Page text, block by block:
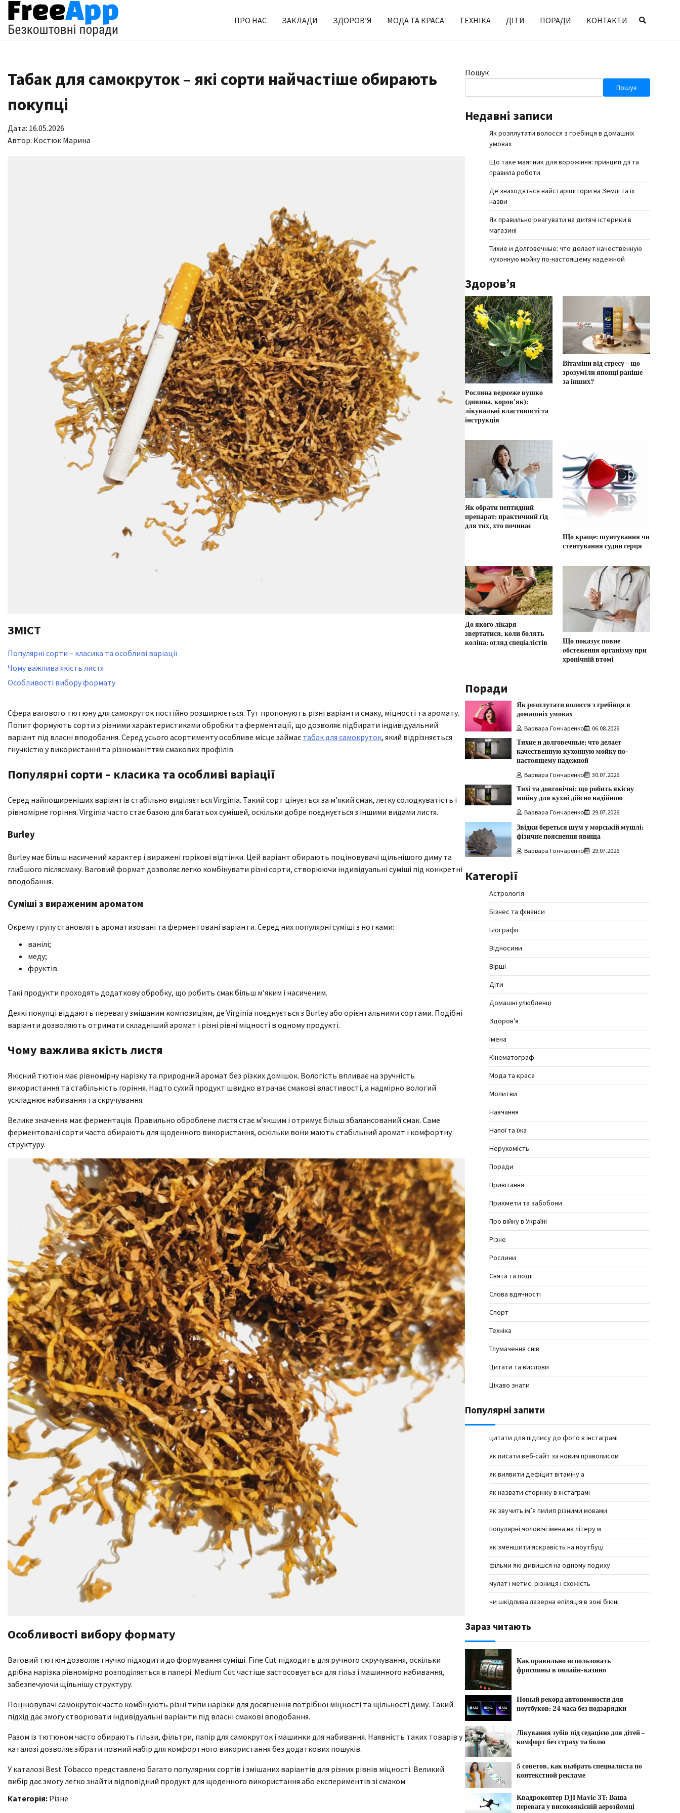
Перейти
до
вмісту
ПРО НАС ЗАКЛАДИ ЗДОРОВ’Я МОДА ТА КРАСА ТЕХНІКА ДІТИ ПОРАДИ КОНТАКТИ
Табак для самокруток – які сорти найчастіше обирають
покупці
Дата: 16.05.2026
Автор: Костюк Марина
ЗМІСТ
Популярні сорти – класика та особливі варіації
Чому важлива якість листя
Особливості вибору формату
Сфера вагового тютюну для самокруток постійно розширюється. Тут пропонують різні варіанти смаку, міцності та аромату.
Попит формують сорти з різними характеристиками обробки та ферментації, що дозволяє підбирати індивідуальний
варіант під власні вподобання. Серед усього асортименту особливе місце займає табак для самокруток, який відрізняється
гнучкістю у використанні та різноманіттям смакових профілів.
Популярні сорти – класика та особливі варіації
Серед найпоширеніших варіантів стабільно виділяється Virginia. Такий сорт цінується за м’який смак, легку солодкуватість і
рівномірне горіння. Virginia часто стає базою для багатьох сумішей, оскільки добре поєднується з іншими видами листя.
Burley
Burley має більш насичений характер і виражені горіхові відтінки. Цей варіант обирають поціновувачі щільнішого диму та
глибшого післясмаку. Ваговий формат дозволяє легко комбінувати різні сорти, створюючи індивідуальні суміші під конкретні
вподобання.
Суміші з вираженим ароматом
Окрему групу становлять ароматизовані та ферментовані варіанти. Серед них популярні суміші з нотками:
ванілі;
меду;
фруктів.
Такі продукти проходять додаткову обробку, що робить смак більш м’яким і насиченим.
Деякі покупці віддають перевагу змішаним композиціям, де Virginia поєднується з Burley або орієнтальними сортами. Подібні
варіанти дозволяють отримати складніший аромат і різні рівні міцності в одному продукті.
Чому важлива якість листя
Якісний тютюн має рівномірну нарізку та природний аромат без різких домішок. Вологість впливає на зручність
використання та стабільність горіння. Надто сухий продукт швидко втрачає смакові властивості, а надмірно вологий
ускладнює набивання та скручування.
Велике значення має ферментація. Правильно оброблене листя стає м’якшим і отримує більш збалансований смак. Саме
ферментовані сорти часто обирають для щоденного використання, оскільки вони мають стабільний аромат і комфортну
структуру.
Особливості вибору формату
Ваговий тютюн дозволяє гнучко підходити до формування суміші. Fine Cut підходить для ручного скручування, оскільки
дрібна нарізка рівномірно розподіляється в папері. Medium Cut частіше застосовується для гільз і машинного набивання,
забезпечуючи щільнішу структуру.
Поціновувачі самокруток часто комбінують різні типи нарізки для досягнення потрібної міцності та щільності диму. Такий
підхід дає змогу створювати індивідуальні варіанти під власні смакові вподобання.
Разом із тютюном часто обирають гільзи, фільтри, папір для самокруток і машинки для набивання. Наявність таких товарів у
каталозі дозволяє зібрати повний набір для комфортного використання без додаткових пошуків.
У каталозі Best Tobacco представлено багато популярних сортів і змішаних варіантів для різних рівнів міцності. Великий
вибір дає змогу легко знайти відповідний продукт для щоденного використання або експериментів зі смаком.
Категорія: Різне
Пошук
Пошук
Недавні записи
Як розплутати волосся з гребінця в домашніх
умовах
Що таке маятник для ворожіння: принцип дії та
правила роботи
Де знаходяться найстаріші гори на Землі та їх
назви
Як правильно реагувати на дитячі істерики в
магазині
Тихие и долговечные: что делает качественную
кухонную мойку по-настоящему надежной
Здоров’я
Рослина ведмеже вушко
(дивина, коров’як):
лікувальні властивості та
інструкція
Вітаміни від стресу – що
зрозуміли японці раніше
за інших?
Як обрати пептидний
препарат: практичний гід
для тих, хто починає
Що краще: шунтування чи
стентування судин серця
До якого лікаря
звертатися, коли болять
коліна: огляд спеціалістів
Що показує повне
обстеження організму при
хронічній втомі
Поради
Як розплутати волосся з гребінця в
домашніх умовах
Варвара Гончаренко 06.08.2026
Тихие и долговечные: что делает
качественную кухонную мойку по-
настоящему надежной
Варвара Гончаренко 30.07.2026
Тихі та довговічні: що робить якісну
мийку для кухні дійсно надійною
Варвара Гончаренко 29.07.2026
Звідки береться шум у морській мушлі:
фізичне пояснення явища
Варвара Гончаренко 29.07.2026
Категорії
Астрологія
Бізнес та фінанси
Біографії
Відносини
Вірші
Діти
Домашні улюбленці
Здоров'я
Імена
Кінематограф
Мода та краса
Молитви
Навчання
Напої та їжа
Нерухомість
Поради
Привітання
Прикмети та забобони
Про війну в Україні
Різне
Рослини
Свята та події
Слова вдячності
Спорт
Техніка
Тлумачення снів
Цитати та вислови
Цікаво знати
Популярні запити
цитати для підпису до фото в інстаграмі
як писати веб-сайт за новим правописом
як виявити дефіцит вітаміну а
як назвати сторінку в інстаграмі
як звучить ім’я пилип різними мовами
популярні чоловічі імена на літеру м
як зменшити яскравість на ноутбуці
фільми які дивишся на одному подиху
мулат і метис: різниця і схожість
чи шкідлива лазерна епіляція в зоні бікіні
Зараз читають
Как правильно использовать
фриспины в онлайн-казино
Новый рекорд автономности для
ноутбуков: 24 часа без подзарядки
Лікування зубів під седацією для дітей –
комфорт без страху та болю
5 советов, как выбрать специалиста по
контекстной рекламе
Квадрокоптер DJI Mavic 3T: Ваша
перевага у високоякісній аерозйомці